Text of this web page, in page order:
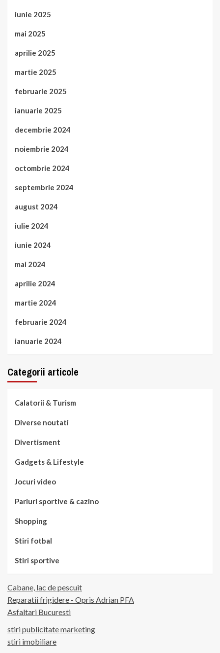
iunie 2025
mai 2025
aprilie 2025
martie 2025
februarie 2025
ianuarie 2025
decembrie 2024
noiembrie 2024
octombrie 2024
septembrie 2024
august 2024
iulie 2024
iunie 2024
mai 2024
aprilie 2024
martie 2024
februarie 2024
ianuarie 2024
Categorii articole
Calatorii & Turism
Diverse noutati
Divertisment
Gadgets & Lifestyle
Jocuri video
Pariuri sportive & cazino
Shopping
Stiri fotbal
Stiri sportive
Cabane, lac de pescuit
Reparatii frigidere - Opris Adrian PFA
Asfaltari Bucuresti
stiri publicitate marketing
stiri imobiliare